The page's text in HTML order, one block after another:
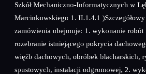
Szkół Mechaniczno-Informatycznych w
Marcinkowskiego 1. II.1.4.1 )Szczegółowy
zamówienia obejmuje: 1. wykonanie
rozebranie istniejącego pokrycia
więźb dachowych, obróbek blacharskich,
spustowych, instalacji odgromowej, 2.